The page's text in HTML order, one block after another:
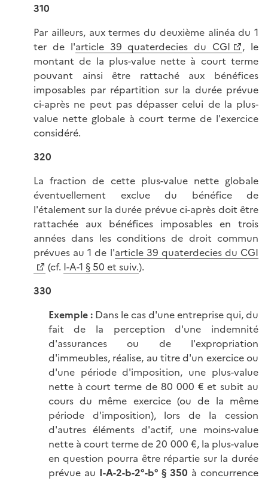
310
Par ailleurs, aux termes du deuxième alinéa du 1
ter de l'article 39 quaterdecies du CGI
, le
montant de la plus-value nette à court terme
pouvant ainsi être rattaché aux bénéfices
imposables par répartition sur la durée prévue
ci-après ne peut pas dépasser celui de la plus-
value nette globale à court terme de l'exercice
considéré.
320
La fraction de cette plus-value nette globale
éventuellement exclue du bénéfice de
l'étalement sur la durée prévue ci-après doit être
rattachée aux bénéfices imposables en trois
années dans les conditions de droit commun
prévues au 1 de l'article 39 quaterdecies du CGI
(cf. I-A-1 § 50 et suiv.).
330
Exemple :Dans le cas d'une entreprise qui, du
fait de la perception d'une indemnité
d'assurances ou de l'expropriation
d'immeubles, réalise, au titre d'un exercice ou
d'une période d'imposition, une plus-value
nette à court terme de 80 000 € et subit au
cours du même exercice (ou de la même
période d'imposition), lors de la cession
d'autres éléments d'actif, une moins-value
nette à court terme de 20 000 €, la plus-value
en question pourra être répartie sur la durée
prévue au I-A-2-b-2°-b° § 350 à concurrence